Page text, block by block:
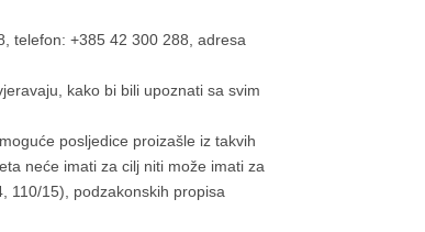
telefon: +385 42 300 288, adresa
kako bi bili upoznati sa svim
posljedice proizašle iz takvih
neće imati za cilj niti može imati za
110/15), podzakonskih propisa